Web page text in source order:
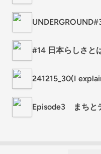
#14 日本らしさと
241215_30(I
Episode3 まちと